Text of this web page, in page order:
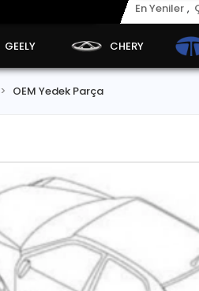
En Yeniler ,
GEELY CHERY
OEM Yedek Parça